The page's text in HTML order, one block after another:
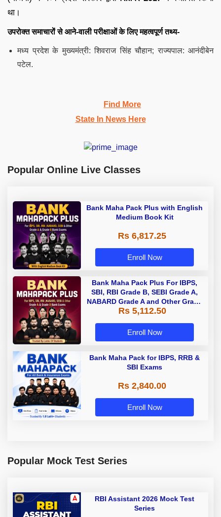
था।
उपरोक्त समाचारों से आने-वाली परीक्षाओं के लिए महत्वपूर्ण तथ्य-
मध्य प्रदेश के मुख्यमंत्री: शिवराज सिंह चौहान; राज्यपाल: आनंदीबेन
पटेल.
Find More
State In News Here
Popular Online Live Classes
Bank Maha Pack Plus with English
Medium Book Kit
Rs 6,817.25
Enroll Now
Bank Maha Pack Plus For IBPS,
SBI, RBI Grade B, SEBI Grade A,
NABARD Grade A and Other Grade
A & Grade B Bank Exams
Rs 5,112.50
Enroll Now
Bank Maha Pack for IBPS, RRB &
SBI Exams
Rs 2,840.00
Enroll Now
Popular Mock Test Series
RBI Assistant 2026 Mock Test
Series